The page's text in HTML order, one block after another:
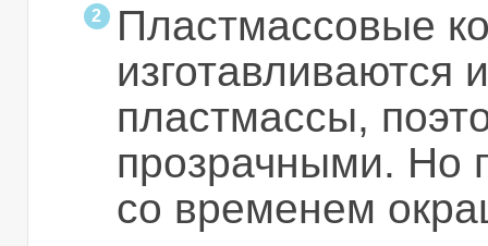
Пластмассовые
изготавливаются
пластмассы,
прозрачными. Но
со временем